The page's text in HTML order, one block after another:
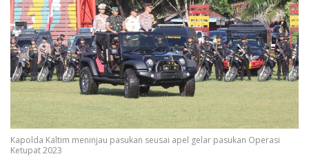
Kapolda Kaltim meninjau pasukan seusai apel gelar pasukan Operasi
Ketupat 2023